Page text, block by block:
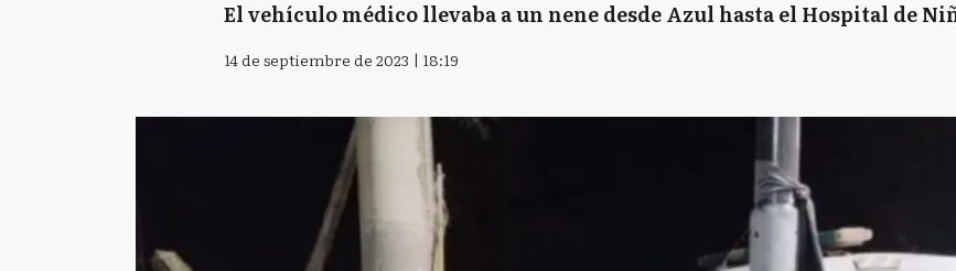
El vehículo médico llevaba a un nene desde Azul hasta el Hospital de
14 de septiembre de 2023 | 18:19